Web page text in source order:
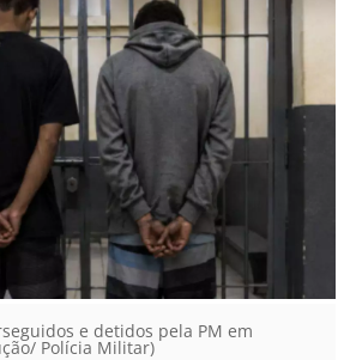
e detidos pela PM em
Polícia Militar)